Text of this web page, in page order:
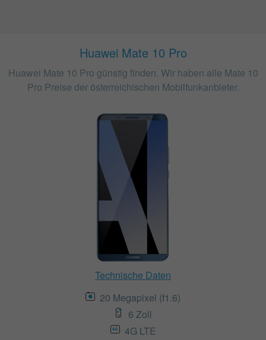
Huawei Mate 10 Pro
Huawei Mate 10 Pro günstig finden. Wir haben alle Mate 10
Pro Preise der österreichischen Mobilfunkanbieter.
Technische Daten
20 Megapixel (f1.6)
6 Zoll
4G LTE